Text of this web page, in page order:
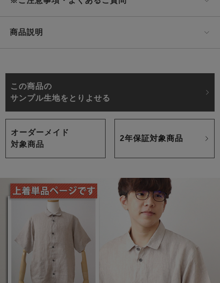
商品説明
この商品の
サンプル生地をとりよせる
オーダーメイド
対象商品
2年保証対象商品